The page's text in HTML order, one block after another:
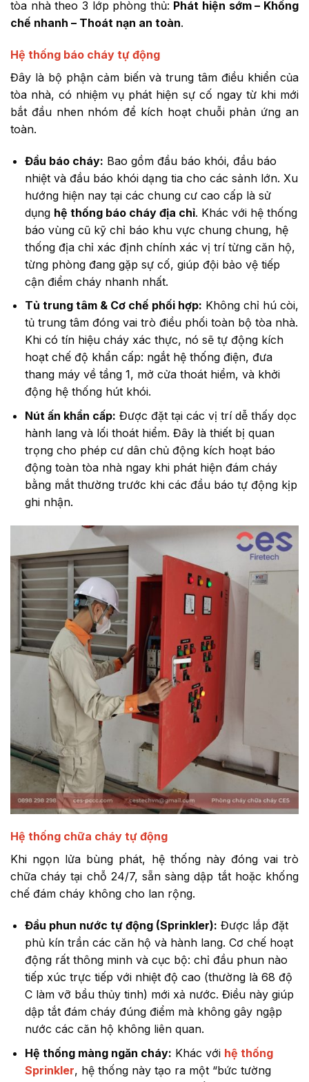
tòa nhà theo 3 lớp phòng thủ: Phát hiện sớm – Khống
chế nhanh – Thoát nạn an toàn.
Hệ thống báo cháy tự động
Đây là bộ phận cảm biến và trung tâm điều khiển của
tòa nhà, có nhiệm vụ phát hiện sự cố ngay từ khi mới
bắt đầu nhen nhóm để kích hoạt chuỗi phản ứng an
toàn.
Đầu báo cháy: Bao gồm đầu báo khói, đầu báo
nhiệt và đầu báo khói dạng tia cho các sảnh lớn. Xu
hướng hiện nay tại các chung cư cao cấp là sử
dụng hệ thống báo cháy địa chỉ. Khác với hệ thống
báo vùng cũ kỹ chỉ báo khu vực chung chung, hệ
thống địa chỉ xác định chính xác vị trí từng căn hộ,
từng phòng đang gặp sự cố, giúp đội bảo vệ tiếp
cận điểm cháy nhanh nhất.
Tủ trung tâm & Cơ chế phối hợp: Không chỉ hú còi,
tủ trung tâm đóng vai trò điều phối toàn bộ tòa nhà.
Khi có tín hiệu cháy xác thực, nó sẽ tự động kích
hoạt chế độ khẩn cấp: ngắt hệ thống điện, đưa
thang máy về tầng 1, mở cửa thoát hiểm, và khởi
động hệ thống hút khói.
Nút ấn khẩn cấp: Được đặt tại các vị trí dễ thấy dọc
hành lang và lối thoát hiểm. Đây là thiết bị quan
trọng cho phép cư dân chủ động kích hoạt báo
động toàn tòa nhà ngay khi phát hiện đám cháy
bằng mắt thường trước khi các đầu báo tự động kịp
ghi nhận.
Hệ thống chữa cháy tự động
Khi ngọn lửa bùng phát, hệ thống này đóng vai trò
chữa cháy tại chỗ 24/7, sẵn sàng dập tắt hoặc khống
chế đám cháy không cho lan rộng.
Đầu phun nước tự động (Sprinkler): Được lắp đặt
phủ kín trần các căn hộ và hành lang. Cơ chế hoạt
động rất thông minh và cục bộ: chỉ đầu phun nào
tiếp xúc trực tiếp với nhiệt độ cao (thường là 68 độ
C làm vỡ bầu thủy tinh) mới xả nước. Điều này giúp
dập tắt đám cháy đúng điểm mà không gây ngập
nước các căn hộ không liên quan.
Hệ thống màng ngăn cháy: Khác với hệ thống
Sprinkler, hệ thống này tạo ra một “bức tường